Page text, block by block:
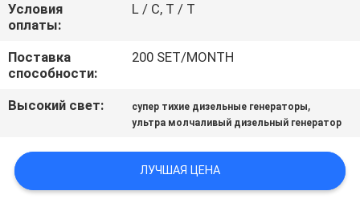
POLICY
Условия
оплаты:
L / C, T / T
Поставка
способности:
200 SET/MONTH
Высокий свет: супер тихие дизельные генераторы,
ультра молчаливый дизельный генератор
ЛУЧШАЯ ЦЕНА